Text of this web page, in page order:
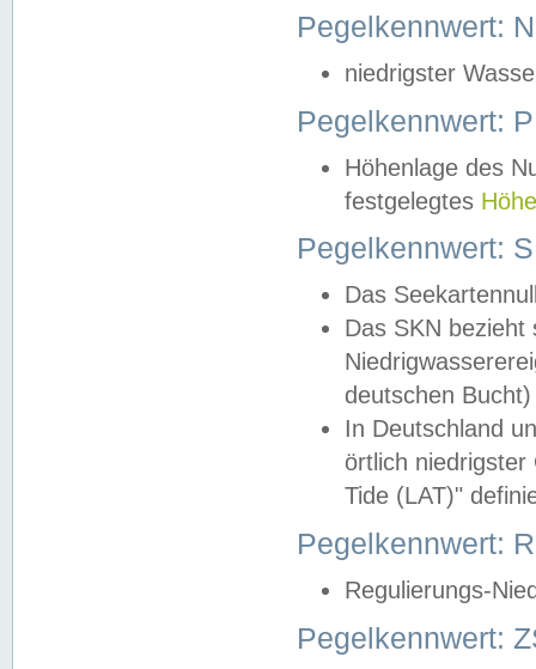
Pegelkennwert:
niedrigster
Pegelkennwert:
Höhenlage des
festgelegtes
Pegelkennwert:
Das
Das SKN
deutschen
In Deutschland
örtlich
Tide (LAT)"
Pegelkennwert:
Regulierungs-
Pegelkennwert: